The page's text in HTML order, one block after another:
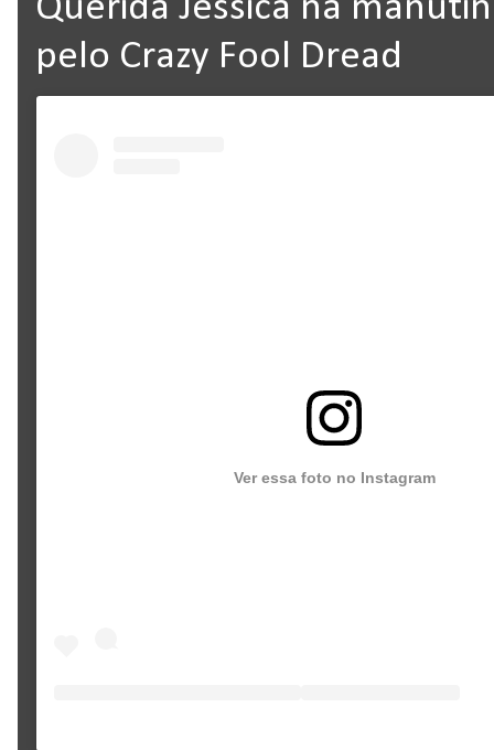
Querida Jessica na
pelo Crazy Fool Dread
Ver essa foto no Instagram